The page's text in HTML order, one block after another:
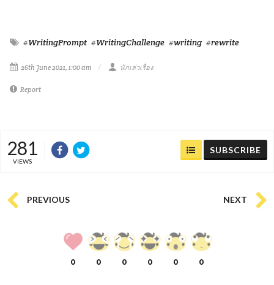
#WritingPrompt #WritingChallenge #writing #rewrite
26th June 2021, 1:00 am นักเล่าเรื่อง
Report
281
VIEWS
SUBSCRIBE
PREVIOUS NEXT
0 0 0 0 0 0